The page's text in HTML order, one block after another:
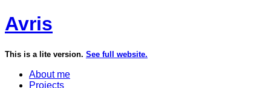
Avris
This is a lite version. See full website.
About me
Projects